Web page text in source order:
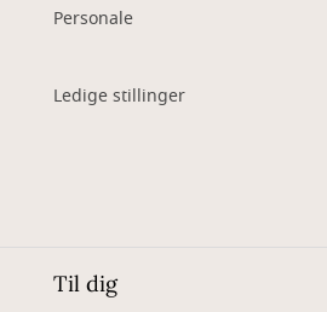
Personale
Ledige stillinger
Til dig